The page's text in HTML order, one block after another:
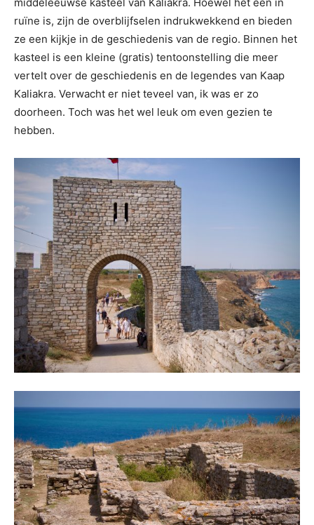
ruïne is, zijn de overblijfselen indrukwekkend en bieden
ze een kijkje in de geschiedenis van de regio. Binnen het
kasteel is een kleine (gratis) tentoonstelling die meer
vertelt over de geschiedenis en de legendes van Kaap
Kaliakra. Verwacht er niet teveel van, ik was er zo
doorheen. Toch was het wel leuk om even gezien te
hebben.